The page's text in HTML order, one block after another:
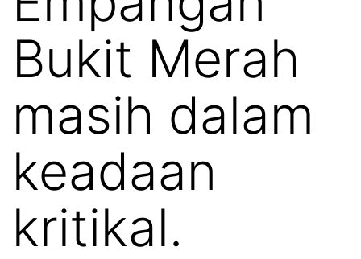
Bukit Merah
masih dalam
keadaan
kritikal.